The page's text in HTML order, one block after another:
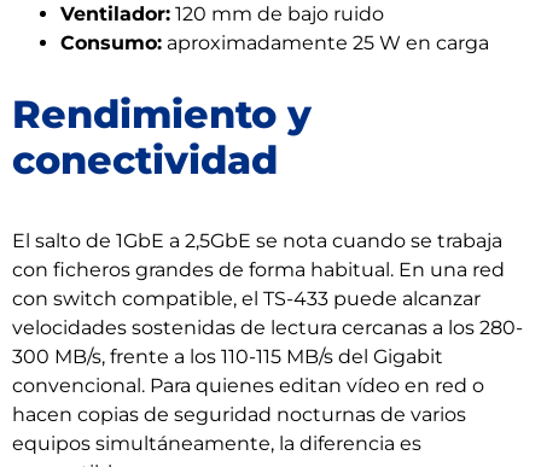
Ventilador: 120 mm de bajo ruido
Consumo: aproximadamente 25 W en carga
Rendimiento y
conectividad
El salto de 1GbE a 2,5GbE se nota cuando se trabaja
con ficheros grandes de forma habitual. En una red
con switch compatible, el TS-433 puede alcanzar
velocidades sostenidas de lectura cercanas a los 280-
300 MB/s, frente a los 110-115 MB/s del Gigabit
convencional. Para quienes editan vídeo en red o
hacen copias de seguridad nocturnas de varios
equipos simultáneamente, la diferencia es